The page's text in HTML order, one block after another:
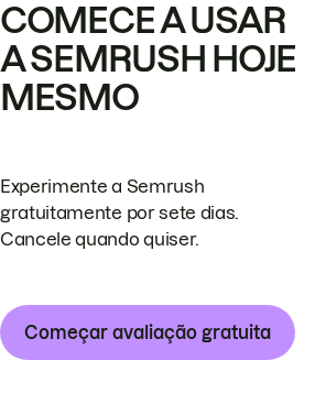
COMECE A USAR
A SEMRUSH HOJE
MESMO
Experimente a Semrush
gratuitamente por sete dias.
Cancele quando quiser.
Começar avaliação gratuita